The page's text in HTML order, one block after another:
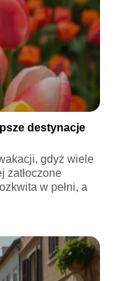
destynacje
gdyż wiele
zatłoczone
w pełni, a